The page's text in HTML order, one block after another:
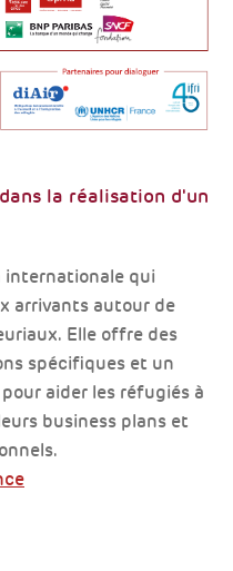
la réalisation d'un
internationale qui
arrivants autour de
Elle offre des
spécifiques et un
aider les réfugiés à
business plans et